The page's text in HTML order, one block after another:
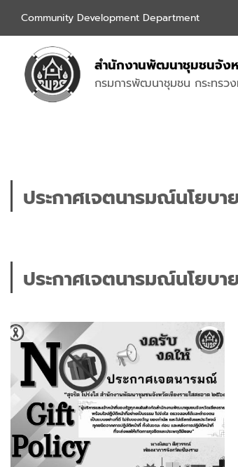
Community Development Department
สำนักงานพัฒนาชุมชนจัง
กรมการพัฒนาชุมชน กระทรว
ประกาศเจตนารมณ์นโยบ
ประกาศเจตนารมณ์นโยบ